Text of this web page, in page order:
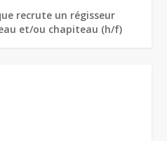
recrute un régisseur
et/ou chapiteau (h/f)